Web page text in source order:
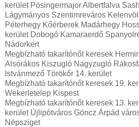
kerület Pösingermajor Albertfalva
Lágymányos Szentimreváros
Péterhegy Kőérberek Madárhegy
kerület Dobogó Kamaraerdő
Nádorkert
Megbízható takarítónőt keresek
Alsórákos Kiszugló Nagyzugló
Istvánmező Törökőr 14. kerület
Megbízható takarítónőt keresek 19.
Wekerletelep Kispest
Megbízható takarítónőt keresek 13.
kerület Újlipótváros Göncz Árpád
Népsziget